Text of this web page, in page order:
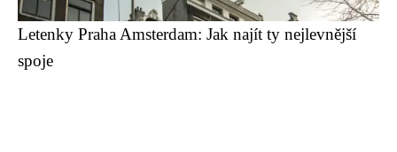
Letenky Praha Amsterdam: Jak najít ty nejlevnější
spoje